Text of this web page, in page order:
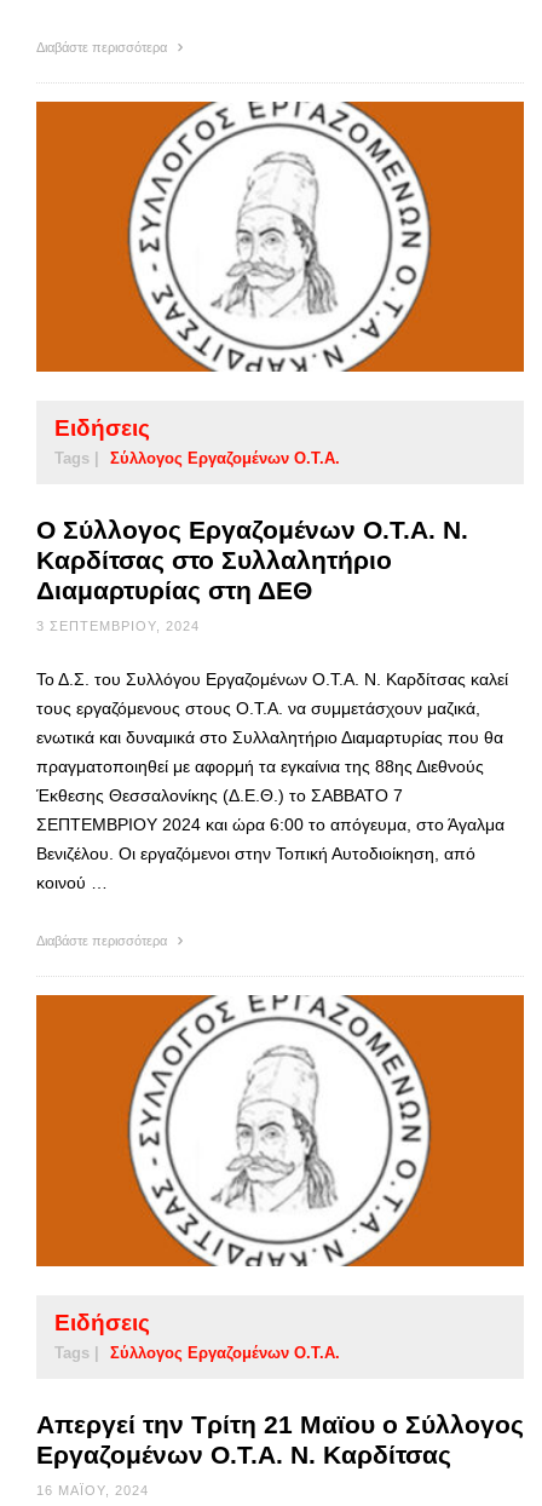
Διαβάστε περισσότερα
Ειδήσεις
Tags | Σύλλογος Εργαζομένων Ο.Τ.Α.
Ο Σύλλογος Εργαζομένων Ο.Τ.Α. Ν.
Καρδίτσας στο Συλλαλητήριο
Διαμαρτυρίας στη ΔΕΘ
3 ΣΕΠΤΕΜΒΡΊΟΥ, 2024
Το Δ.Σ. του Συλλόγου Εργαζομένων Ο.Τ.Α. Ν. Καρδίτσας καλεί
τους εργαζόμενους στους Ο.Τ.Α. να συμμετάσχουν μαζικά,
ενωτικά και δυναμικά στο Συλλαλητήριο Διαμαρτυρίας που θα
πραγματοποιηθεί με αφορμή τα εγκαίνια της 88ης Διεθνούς
Έκθεσης Θεσσαλονίκης (Δ.Ε.Θ.) το ΣΑΒΒΑΤΟ 7
ΣΕΠΤΕΜΒΡΙΟΥ 2024 και ώρα 6:00 το απόγευμα, στο Άγαλμα
Βενιζέλου. Οι εργαζόμενοι στην Τοπική Αυτοδιοίκηση, από
κοινού …
Διαβάστε περισσότερα
Ειδήσεις
Tags | Σύλλογος Εργαζομένων Ο.Τ.Α.
Απεργεί την Τρίτη 21 Μαϊου ο Σύλλογος
Εργαζομένων Ο.Τ.Α. Ν. Καρδίτσας
16 ΜΑΪ́ΟΥ, 2024